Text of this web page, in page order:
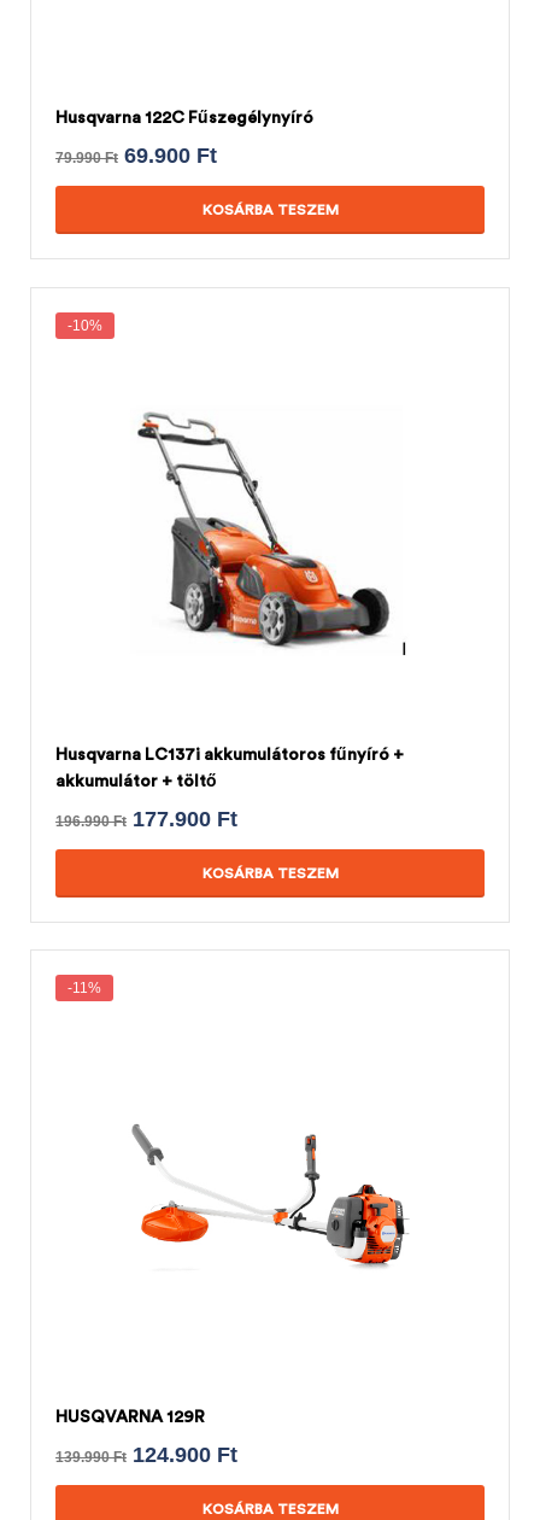
Husqvarna 122C Fűszegélynyíró
79.990Ft 69.900 Ft
KOSÁRBA TESZEM
-10%
Husqvarna LC137i akkumulátoros fűnyíró +
akkumulátor + töltő
196.990Ft 177.900 Ft
KOSÁRBA TESZEM
-11%
HUSQVARNA 129R
139.990Ft 124.900 Ft
KOSÁRBA TESZEM